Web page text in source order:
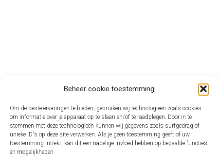
Beheer cookie toestemming
Om de beste ervaringen te bieden, gebruiken wij technologieën zoals cookies
om informatie over je apparaat op te slaan en/of te raadplegen. Door in te
stemmen met deze technologieën kunnen wij gegevens zoals surfgedrag of
unieke ID's op deze site verwerken. Als je geen toestemming geeft of uw
toestemming intrekt, kan dit een nadelige invloed hebben op bepaalde functies
en mogelijkheden.